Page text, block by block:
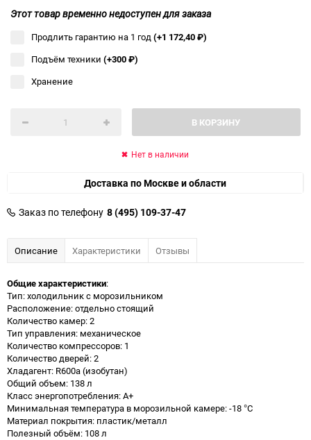
Этот товар временно недоступен для заказа
Продлить гарантию на 1 год(+1 172,40₽)
Подъём техники (+300₽)
Хранение
В КОРЗИНУ
Нет в наличии
Доставка по Москве и области
Заказ по телефону 8 (495) 109-37-47
Описание Характеристики Отзывы
Общие характеристики:
Тип: холодильник с морозильником
Расположение: отдельно стоящий
Количество камер: 2
Тип управления: механическое
Количество компрессоров: 1
Количество дверей: 2
Хладагент: R600a (изобутан)
Общий объем: 138 л
Класс энергопотребления: A+
Минимальная температура в морозильной камере: -18 °C
Материал покрытия: пластик/металл
Полезный объём: 108 л